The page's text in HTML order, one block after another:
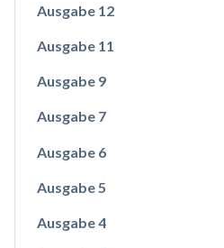
Ausgabe 12
Ausgabe 11
Ausgabe 9
Ausgabe 7
Ausgabe 6
Ausgabe 5
Ausgabe 4